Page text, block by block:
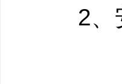
●分区
2、安